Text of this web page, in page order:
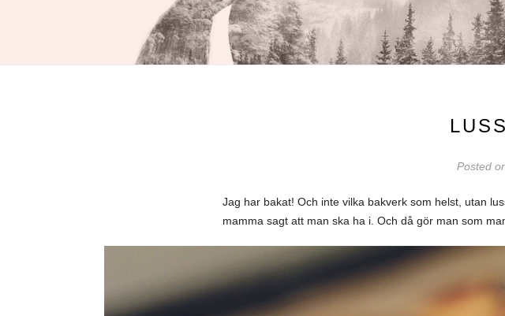
Posted
Jag har bakat! Och inte vilka bakverk som helst, utan
mamma sagt att man ska ha i. Och då gör man som